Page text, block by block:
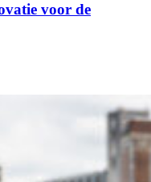
voor de